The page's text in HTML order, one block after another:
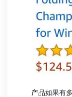
产品如果有